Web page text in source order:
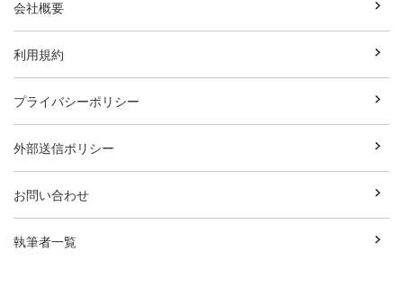
会社概要
利用規約
プライバシーポリシー
外部送信ポリシー
お問い合わせ
執筆者一覧